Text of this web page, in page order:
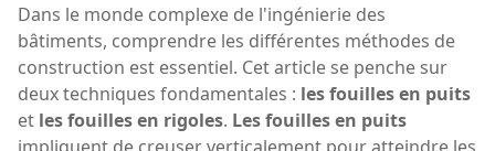
Dans le monde complexe de l'ingénierie des
bâtiments, comprendre les différentes méthodes de
construction est essentiel. Cet article se penche sur
deux techniques fondamentales : les fouilles en puits
et les fouilles en rigoles. Les fouilles en puits